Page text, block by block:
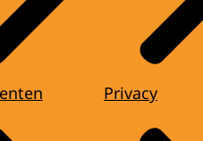
Privacy